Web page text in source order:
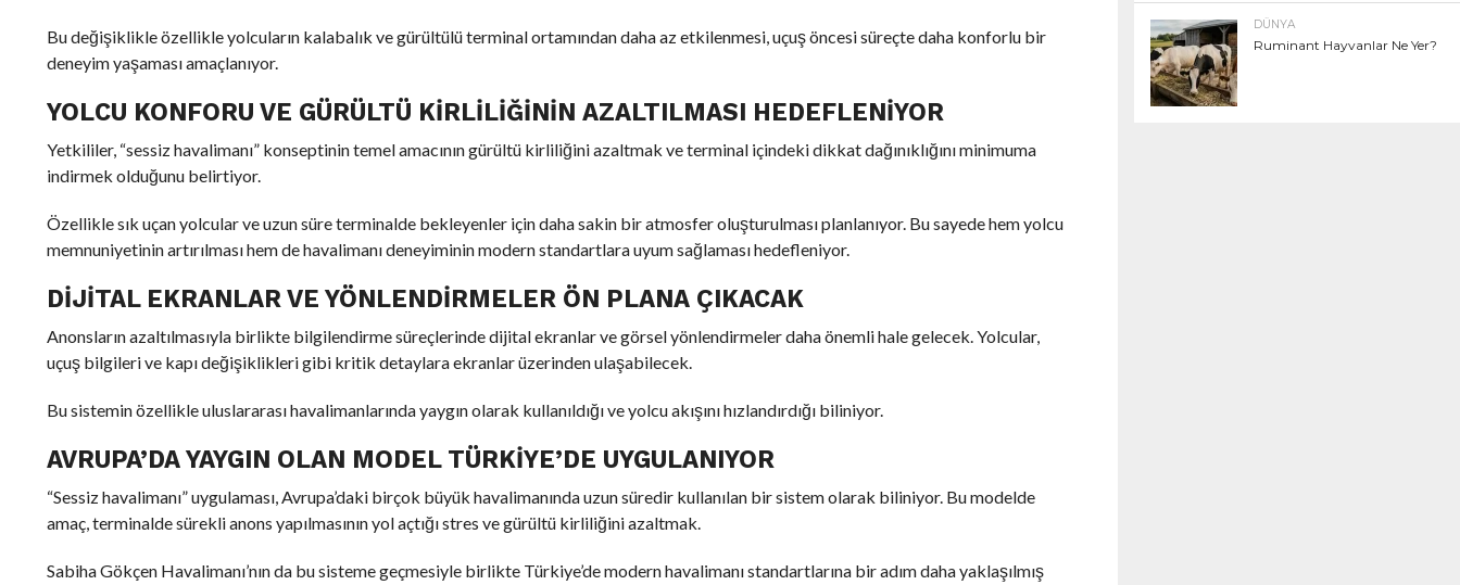
Bu değişiklikle özellikle yolcuların kalabalık ve gürültülü terminal ortamından daha az etkilenmesi, uçuş öncesi süreçte daha konforlu bir
deneyim yaşaması amaçlanıyor.
YOLCU KONFORU VE GÜRÜLTÜ KIRLILIĞININ AZALTILMASI HEDEFLENIYOR
Yetkililer, “sessiz havalimanı” konseptinin temel amacının gürültü kirliliğini azaltmak ve terminal içindeki dikkat dağınıklığını minimuma
indirmek olduğunu belirtiyor.
Özellikle sık uçan yolcular ve uzun süre terminalde bekleyenler için daha sakin bir atmosfer oluşturulması planlanıyor. Bu sayede hem yolcu
memnuniyetinin artırılması hem de havalimanı deneyiminin modern standartlara uyum sağlaması hedefleniyor.
DIJITAL EKRANLAR VE YÖNLENDIRMELER ÖN PLANA ÇIKACAK
Anonsların azaltılmasıyla birlikte bilgilendirme süreçlerinde dijital ekranlar ve görsel yönlendirmeler daha önemli hale gelecek. Yolcular,
uçuş bilgileri ve kapı değişiklikleri gibi kritik detaylara ekranlar üzerinden ulaşabilecek.
Bu sistemin özellikle uluslararası havalimanlarında yaygın olarak kullanıldığı ve yolcu akışını hızlandırdığı biliniyor.
AVRUPA’DA YAYGIN OLAN MODEL TÜRKIYE’DE UYGULANIYOR
“Sessiz havalimanı” uygulaması, Avrupa’daki birçok büyük havalimanında uzun süredir kullanılan bir sistem olarak biliniyor. Bu modelde
amaç, terminalde sürekli anons yapılmasının yol açtığı stres ve gürültü kirliliğini azaltmak.
Sabiha Gökçen Havalimanı’nın da bu sisteme geçmesiyle birlikte Türkiye’de modern havalimanı standartlarına bir adım daha yaklaşılmış
DÜNYA
Ruminant Hayvanlar Ne Yer?